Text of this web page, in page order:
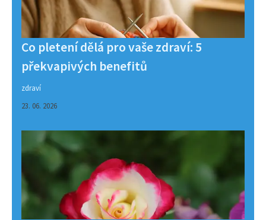
Co pletení dělá pro vaše zdraví: 5
překvapivých benefitů
zdraví
23. 06. 2026